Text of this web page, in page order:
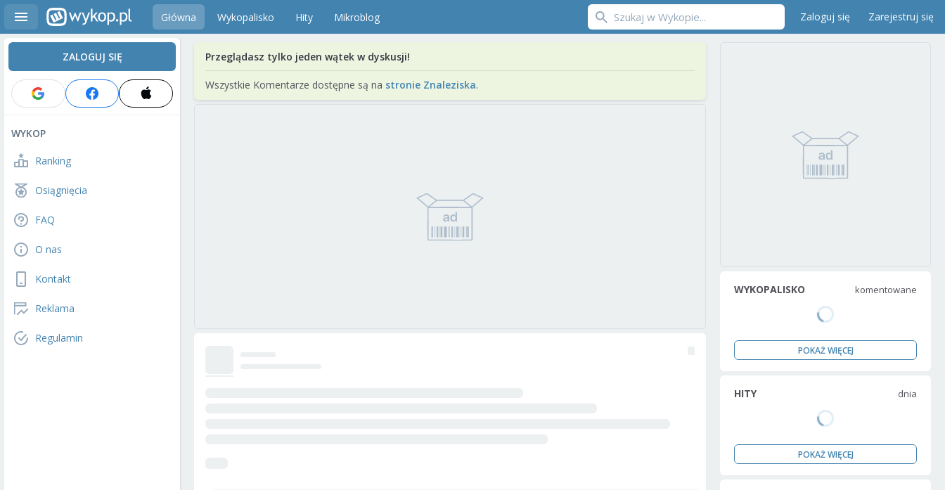
Główna Wykopalisko Hity Mikroblog Zaloguj się Zarejestruj się
ZALOGUJ SIĘ
WYKOP
Ranking
Osiągnięcia
FAQ
O nas
Kontakt
Reklama
Regulamin
Przeglądasz tylko jeden wątek w dyskusji!
Wszystkie Komentarze dostępne są na stronie Znaleziska.
WYKOPALISKO komentowane
POKAŻ WIĘCEJ
HITY dnia
POKAŻ WIĘCEJ